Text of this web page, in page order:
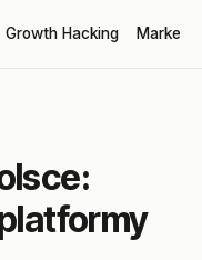
Growth Hacking